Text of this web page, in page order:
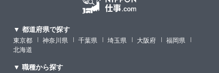
▼ 都道府県で探す
東京都 神奈川県 千葉県 埼玉県 大阪府
福岡県
北海道
▼ 職種から探す